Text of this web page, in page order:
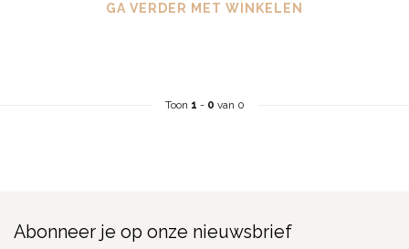
GA VERDER MET WINKELEN
Toon 1 - 0 van 0
Abonneer je op onze nieuwsbrief